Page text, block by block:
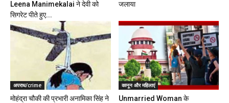
Leena Manimekalai ने देवी को
सिगरेट पीते हुए...
जलाया
अपराध/crime
मोहंद्रा चौकी की प्रभारी अनामिका सिंह ने
कानून और महिलाएं
Unmarried Woman के